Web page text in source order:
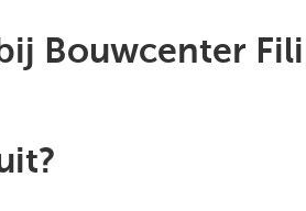
Bouwcenter